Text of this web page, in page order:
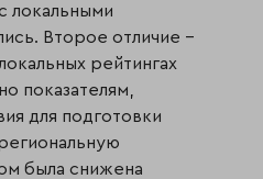
локальными
Второе отличие –
рейтингах
показателям,
для подготовки
была снижена